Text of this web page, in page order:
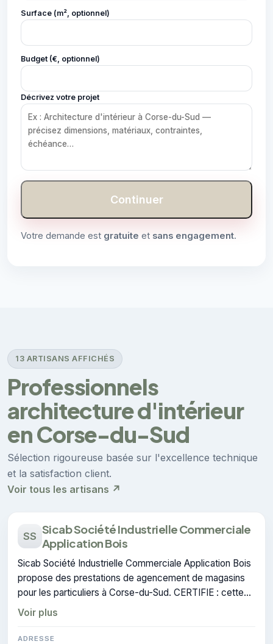
Surface (m², optionnel)
Budget (€, optionnel)
Décrivez votre projet
Continuer
Votre demande est gratuite et sans engagement.
13 ARTISANS AFFICHÉS
Professionnels
architecture d'intérieur
en Corse-du-Sud
Sélection rigoureuse basée sur l'excellence technique
et la satisfaction client.
Voir tous les artisans ↗
SS Sicab Société Industrielle Commerciale
Application Bois
Sicab Société Industrielle Commerciale Application Bois
propose des prestations de agencement de magasins
pour les particuliers à Corse-du-Sud. CERTIFIE : cette
certification atteste du savoir-faire de l'entreprise.
Voir plus
ADRESSE